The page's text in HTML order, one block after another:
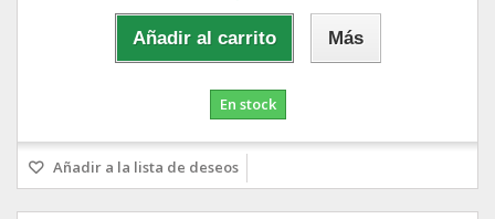
Añadir al carrito Más
En stock
Añadir a la lista de deseos